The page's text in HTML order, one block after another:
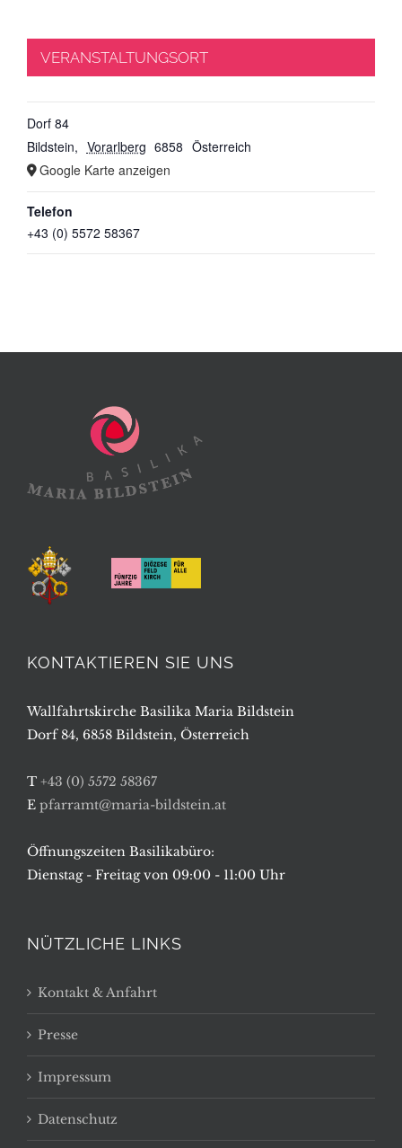
VERANSTALTUNGSORT
Dorf 84
Bildstein, Vorarlberg 6858 Österreich
Google Karte anzeigen
Telefon
+43 (0) 5572 58367
KONTAKTIEREN SIE UNS
Wallfahrtskirche Basilika Maria Bildstein
Dorf 84, 6858 Bildstein, Österreich
T +43 (0) 5572 58367
E pfarramt@maria-bildstein.at
Öffnungszeiten Basilikabüro:
Dienstag - Freitag von 09:00 - 11:00 Uhr
NÜTZLICHE LINKS
Kontakt & Anfahrt
Presse
Impressum
Datenschutz